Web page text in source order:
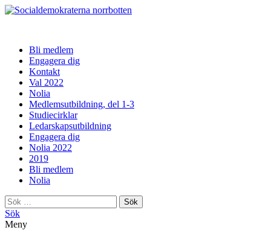
norrbotten
Bli medlem
Engagera dig
Kontakt
Val 2022
Nolia
Medlemsutbildning, del 1-3
Studiecirklar
Ledarskapsutbildning
Engagera dig
Nolia 2022
2019
Bli medlem
Nolia
Sök
efter:
Sök
Meny